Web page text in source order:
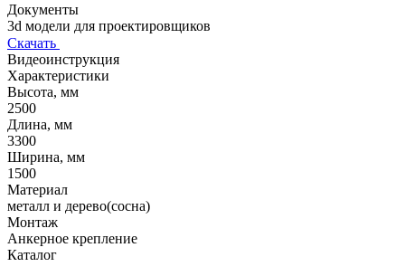
Документы
3d модели для проектировщиков
Скачать
Видеоинструкция
Характеристики
Высота, мм
2500
Длина, мм
3300
Ширина, мм
1500
Материал
металл и дерево(сосна)
Монтаж
Анкерное крепление
Каталог